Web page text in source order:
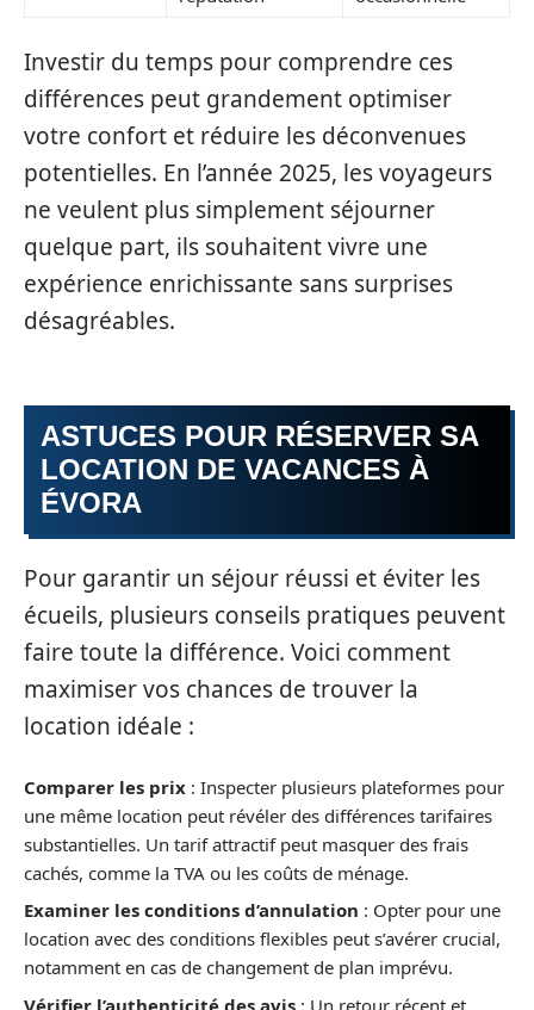
Investir du temps pour comprendre ces
différences peut grandement optimiser
votre confort et réduire les déconvenues
potentielles. En l’année 2025, les voyageurs
ne veulent plus simplement séjourner
quelque part, ils souhaitent vivre une
expérience enrichissante sans surprises
désagréables.
ASTUCES POUR RÉSERVER SA
LOCATION DE VACANCES À
ÉVORA
Pour garantir un séjour réussi et éviter les
écueils, plusieurs conseils pratiques peuvent
faire toute la différence. Voici comment
maximiser vos chances de trouver la
location idéale :
Comparer les prix : Inspecter plusieurs plateformes pour
une même location peut révéler des différences tarifaires
substantielles. Un tarif attractif peut masquer des frais
cachés, comme la TVA ou les coûts de ménage.
Examiner les conditions d’annulation : Opter pour une
location avec des conditions flexibles peut s’avérer crucial,
notamment en cas de changement de plan imprévu.
Vérifier l’authenticité des avis : Un retour récent et